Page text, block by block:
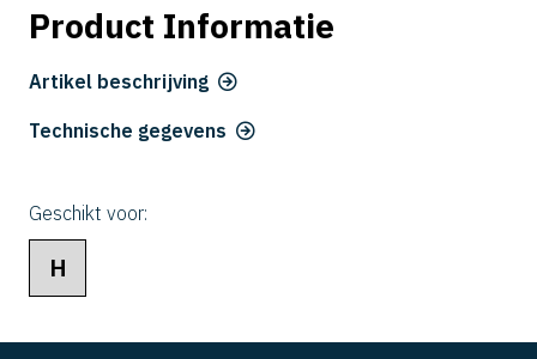
Product Informatie
Artikel beschrijving
Technische gegevens
Geschikt voor:
H